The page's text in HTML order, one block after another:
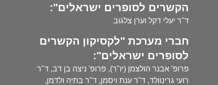
הקשרים לסופרים ישראלים":
ד"ר יעלי דקל וערן צלגוב
חברי מערכת "לקסיקון הקשרים
לסופרים ישראלים":
פרופ' אבנר הולצמן (יו"ר), פרופ' ניצה בן דב, ד"ר
רועי גרינוולד, ד"ר ענת ויסמן, ד"ר בתיה ולדמן,